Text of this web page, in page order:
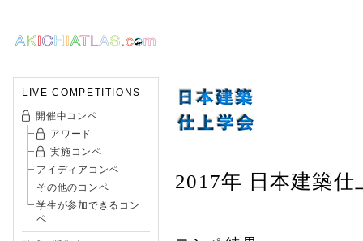
LIVE COMPETITIONS
開催中コンペ
アワード
実施コンペ
アイディアコンペ
その他のコンペ
学生が参加できるコン
ペ
2017年 日本建築